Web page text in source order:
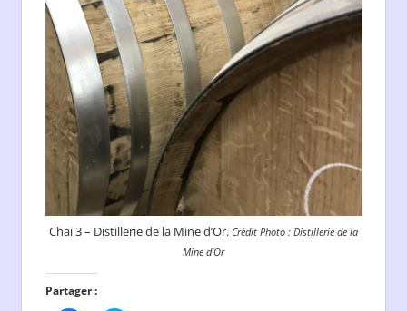
Chai 3 – Distillerie de la Mine d’Or. Crédit Photo : Distillerie de la
Mine d’Or
Partager :